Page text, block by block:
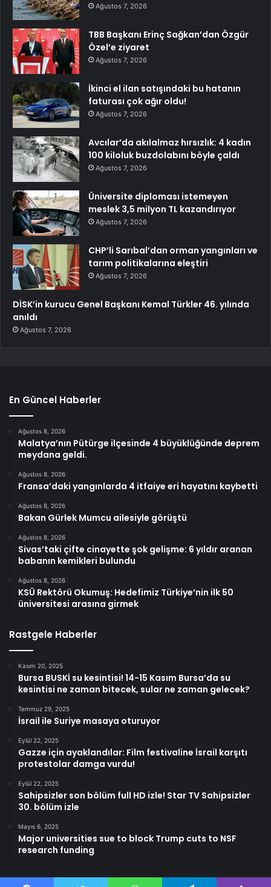
Ağustos 7, 2026
TBB Başkanı Erinç Sağkan’dan Özgür
Özel’e ziyaret
Ağustos 7, 2026
İkinci el ilan satışındaki bu hatanın
faturası çok ağır oldu!
Ağustos 7, 2026
Avcılar’da akılalmaz hırsızlık: 4 kadın
100 kiloluk buzdolabını böyle çaldı
Ağustos 7, 2026
Üniversite diploması istemeyen
meslek 3,5 milyon TL kazandırıyor
Ağustos 7, 2026
CHP’li Sarıbal’dan orman yangınları ve
tarım politikalarına eleştiri
Ağustos 7, 2026
DİSK’in kurucu Genel Başkanı Kemal Türkler 46. yılında
anıldı
Ağustos 7, 2026
En Güncel Haberler
Ağustos 8, 2026
Malatya’nın Pütürge ilçesinde 4 büyüklüğünde deprem
meydana geldi.
Ağustos 8, 2026
Fransa’daki yangınlarda 4 itfaiye eri hayatını kaybetti
Ağustos 8, 2026
Bakan Gürlek Mumcu ailesiyle görüştü
Ağustos 8, 2026
Sivas’taki çifte cinayette şok gelişme: 6 yıldır aranan
babanın kemikleri bulundu
Ağustos 8, 2026
KSÜ Rektörü Okumuş: Hedefimiz Türkiye’nin ilk 50
üniversitesi arasına girmek
Rastgele Haberler
Kasım 20, 2025
Bursa BUSKİ su kesintisi! 14-15 Kasım Bursa’da su
kesintisi ne zaman bitecek, sular ne zaman gelecek?
Temmuz 29, 2025
İsrail ile Suriye masaya oturuyor
Eylül 22, 2025
Gazze için ayaklandılar: Film festivaline İsrail karşıtı
protestolar damga vurdu!
Eylül 22, 2025
Sahipsizler son bölüm full HD izle! Star TV Sahipsizler
30. bölüm izle
Mayıs 6, 2025
Major universities sue to block Trump cuts to NSF
research funding